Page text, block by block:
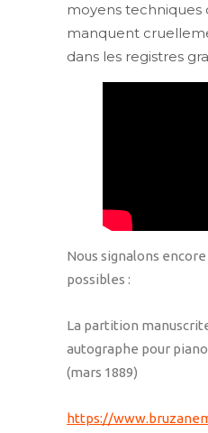
moyens techniques
manquent
dans les registres
Nous signalons
possibles :
La partition
autographe pour piano
(mars 1889)
https://